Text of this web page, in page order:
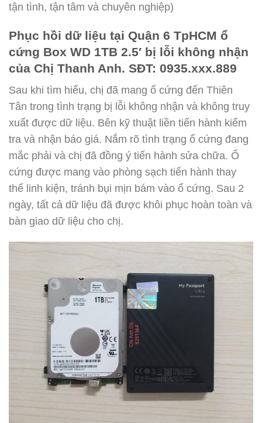
tận tình, tận tâm và chuyên nghiệp)
Phục hồi dữ liệu tại Quận 6 TpHCM ổ
cứng Box WD 1TB 2.5′ bị lỗi không nhận
của Chị Thanh Anh. SĐT: 0935.xxx.889
Sau khi tìm hiểu, chị đã mang ổ cứng đến Thiên
Tân trong tình trạng bị lỗi không nhận và không truy
xuất được dữ liệu. Bên kỹ thuật liền tiến hành kiểm
tra và nhận báo giá. Nắm rõ tình trạng ổ cứng đang
mắc phải và chị đã đồng ý tiến hành sửa chữa. Ổ
cứng được mang vào phòng sạch tiến hành thay
thế linh kiện, tránh bụi mịn bám vào ổ cứng. Sau 2
ngày, tất cả dữ liệu đã được khôi phục hoàn toàn và
bàn giao dữ liệu cho chị.